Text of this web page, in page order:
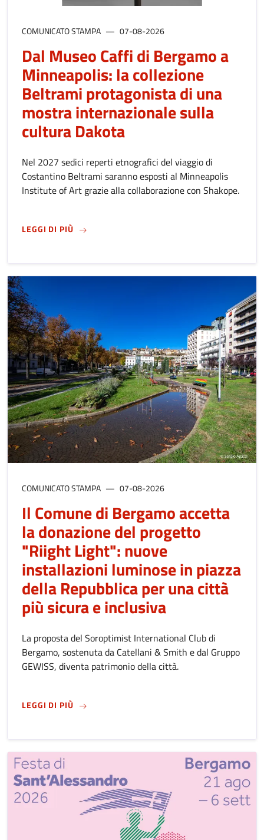
COMUNICATO STAMPA 07-08-2026
Dal Museo Caffi di Bergamo a
Minneapolis: la collezione
Beltrami protagonista di una
mostra internazionale sulla
cultura Dakota
Nel 2027 sedici reperti etnografici del viaggio di
Costantino Beltrami saranno esposti al Minneapolis
Institute of Art grazie alla collaborazione con Shakope.
LEGGI DI PIÙSUDAL MUSEO CAFFI DI BERGAMO A
COMUNICATO STAMPA 07-08-2026
Il Comune di Bergamo accetta
la donazione del progetto
"Riight Light": nuove
installazioni luminose in piazza
della Repubblica per una città
più sicura e inclusiva
La proposta del Soroptimist International Club di
Bergamo, sostenuta da Catellani & Smith e dal Gruppo
GEWISS, diventa patrimonio della città.
LEGGI DI PIÙSUIL COMUNE DI BERGAMO ACCETTA LA